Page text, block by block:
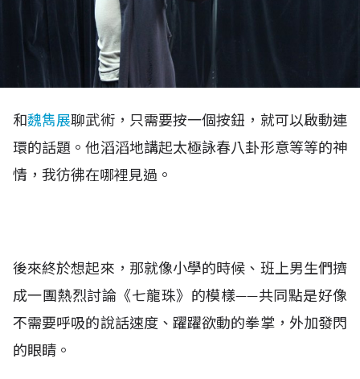
和魏雋展聊武術，只需要按一個按鈕，就可以啟動連
環的話題。他滔滔地講起太極詠春八卦形意等等的神
情，我彷彿在哪裡見過。
後來終於想起來，那就像小學的時候、班上男生們擠
成一團熱烈討論《七龍珠》的模樣——共同點是好像
不需要呼吸的說話速度、躍躍欲動的拳掌，外加發閃
的眼睛。